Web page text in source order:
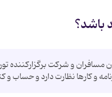
باشد؟
مسافران و شرکت برگزارکننده
نظارت دارد و حساب و کتاب